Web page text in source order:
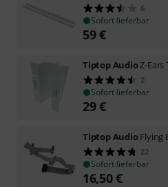
6
Sofort lieferbar
59€
Tiptop AudioZ-
2
Sofort lieferbar
29€
Tiptop AudioFlying
22
Sofort lieferbar
16,50€